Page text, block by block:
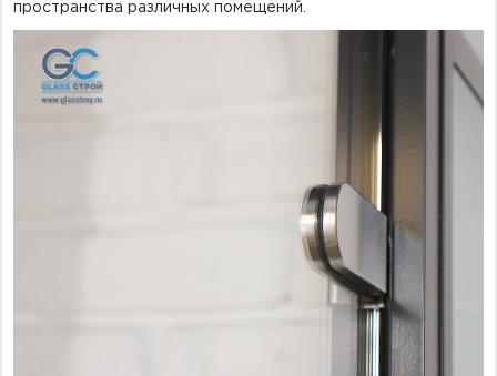
пространства различных помещений.